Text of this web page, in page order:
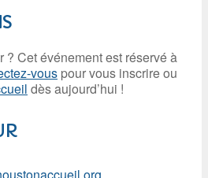
? Cet événement est réservé à
vous pour vous inscrire ou
dès aujourd’hui !